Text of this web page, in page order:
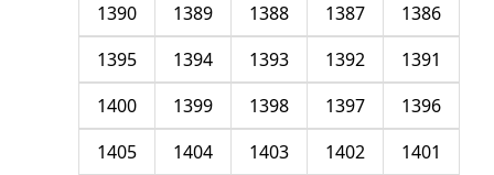
1386
1387
1388
1389
1390
1391
1392
1393
1394
1395
1396
1397
1398
1399
1400
1401
1402
1403
1404
1405